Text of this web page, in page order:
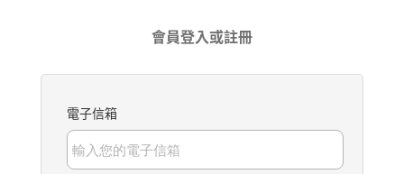
會員登入或註冊
電子信箱